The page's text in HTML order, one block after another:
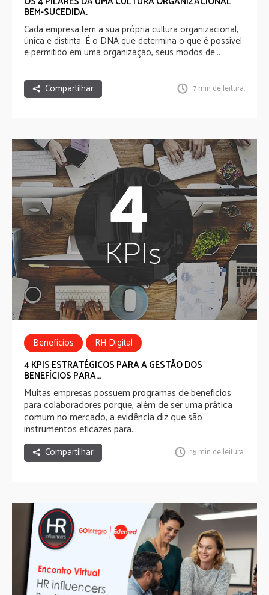
BEM-SUCEDIDA.
Cada empresa tem a sua própria cultura organizacional,
única e distinta. É o DNA que determina o que é possível
e permitido em uma organização, seus modos de...
Compartilhar 7 min de leitura.
Beneficios
RH Digital
Employee Experience
Employee Benefits
4 KPIS ESTRATÉGICOS PARA A GESTÃO DOS
BENEFÍCIOS PARA...
Muitas empresas possuem programas de benefícios
para colaboradores porque, além de ser uma prática
comum no mercado, a evidência diz que são
instrumentos eficazes para...
Compartilhar 15 min de leitura.